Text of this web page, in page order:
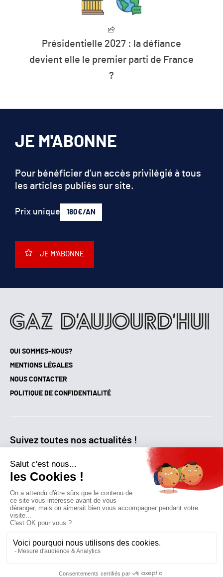
Présidentielle 2027 : la défiance
devient elle le premier parti de France
?
QUI SOMMES-NOUS?
MENTIONS LÉGALES
NOUS CONTACTER
POLITIQUE DE CONFIDENTIALITÉ
Suivez toutes nos actualités !
Qui sommes-nous?
Contactez-nous
JE M'ABONNE
Pour bénéficier d’un accès privilégié à tous
les articles publiés sur site.
Prix unique 180€/AN
JE M'ABONNE